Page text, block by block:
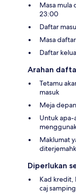
Masa mula
23:00
Daftar
Masa
Daftar
Arahan
Tetamu
masuk
Meja
Untuk apa-
Maklumat
Diperlukan
Kad kredit,
caj